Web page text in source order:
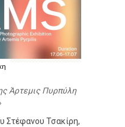
Άρτεμις Πυρπύλη
Στέφανου Τσακίρη,